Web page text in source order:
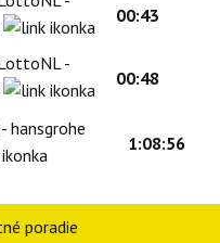
00:43
-
00:48
hansgrohe
1:08:56
poradie